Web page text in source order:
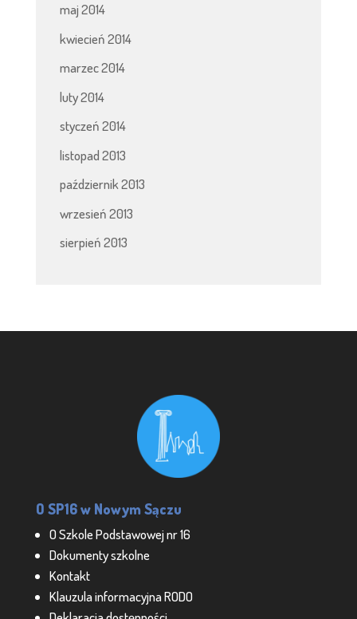
maj 2014
kwiecień 2014
marzec 2014
luty 2014
styczeń 2014
listopad 2013
październik 2013
wrzesień 2013
sierpień 2013
O SP16 w Nowym Sączu
O Szkole Podstawowej nr 16
Dokumenty szkolne
Kontakt
Klauzula informacyjna RODO